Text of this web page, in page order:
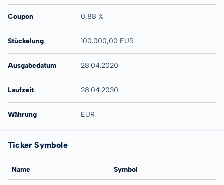
Coupon 0,88 %
Stückelung 100.000,00 EUR
Ausgabedatum 28.04.2020
Laufzeit 28.04.2030
Währung EUR
Ticker Symbole
Name Symbol